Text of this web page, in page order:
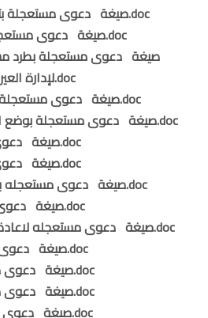
صيغة دعوى مستعجلة بتعيين مدير مؤقت لتركة.doc
صيغة دعوى مستعجلة بتعيين مصف للتركة.doc
صيغة دعوى مستعجلة بطرد
لإدارة العين بطريقة منافية للآداب.doc
صيغة دعوى مستعجلة بوضع أختام على شركة.doc
صيغة دعوى مستعجلة بوضع الأختام على أموال تركة.doc
صيغة دعوى مستعجله باثبات حالة.doc
صيغة دعوى مستعجله باثبات حالة.doc
صيغة دعوى مستعجله بطلب استماع إلى شاهد.doc
صيغة دعوى مستعجله بطلب انهاء.doc
صيغة دعوى مستعجله لاعادة الحال إلى ما كان عليه.doc
صيغة دعوى مستعجله لرفع الاختام.doc
صيغة دعوى مستعجله لسماع شاهد.doc
صيغة دعوى مستعجله لسماع شاهد.doc
صيغة دعوى مستعجله لوضع الاختام.doc